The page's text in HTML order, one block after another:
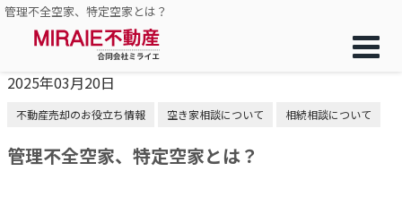
管理不全空家、特定空家とは？
2025年03月20日
不動産売却のお役立ち情報 空き家相談について 相続相談について
管理不全空家、特定空家とは？